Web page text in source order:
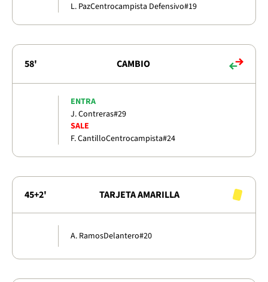
L. PazCentrocampista Defensivo#19
58' CAMBIO
ENTRA
J. Contreras#29
SALE
F. CantilloCentrocampista#24
45+2' TARJETA AMARILLA
A. RamosDelantero#20